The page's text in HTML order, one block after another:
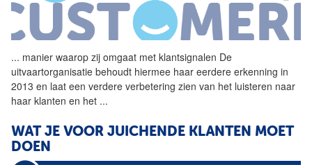
... manier waarop zij omgaat met klantsignalen De
uitvaartorganisatie behoudt hiermee haar eerdere erkenning in
2013 en laat een verdere verbetering zien van het luisteren naar
haar klanten en het ...
WAT JE VOOR JUICHENDE KLANTEN MOET
DOEN